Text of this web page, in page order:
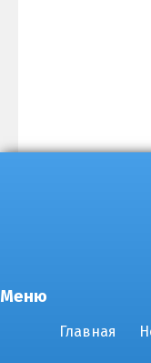
Меню
Главная